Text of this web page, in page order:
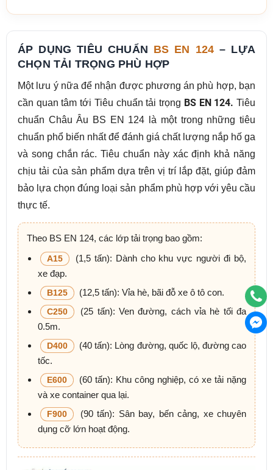
ÁP DỤNG TIÊU CHUẨN BS EN 124 – LỰA
CHỌN TẢI TRỌNG PHÙ HỢP
Một lưu ý nữa để nhận được phương án phù hợp, bạn
cần quan tâm tới Tiêu chuẩn tải trọng BS EN 124.Tiêu
chuẩn Châu Âu BS EN 124 là một trong những tiêu
chuẩn phổ biến nhất để đánh giá chất lượng nắp hố ga
và song chắn rác. Tiêu chuẩn này xác định khả năng
chịu tải của sản phẩm dựa trên vị trí lắp đặt, giúp đảm
bảo lựa chọn đúng loại sản phẩm phù hợp với yêu cầu
thực tế.
Theo BS EN 124, các lớp tải trọng bao gồm:
A15
(1,5 tấn): Dành cho khu vực người đi bộ,
xe đạp.
B125 (12,5 tấn): Vỉa hè, bãi đỗ xe ô tô con.
C250
(25 tấn): Ven đường, cách vỉa hè tối đa
0.5m.
D400
(40 tấn): Lòng đường, quốc lộ, đường cao
tốc.
E600
(60 tấn): Khu công nghiệp, có xe tải nặng
và xe container qua lại.
F900
(90 tấn): Sân bay, bến cảng, xe chuyên
dụng cỡ lớn hoạt động.